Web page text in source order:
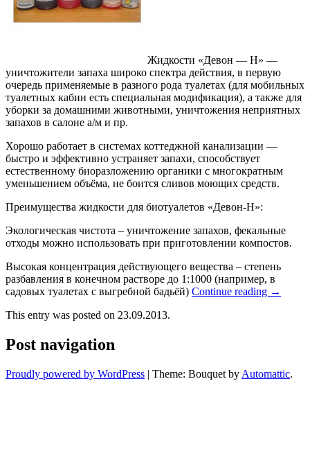
Жидкости «Девон — Н» —
уничтожители запаха широко спектра действия, в первую
очередь применяемые в разного рода туалетах (для мобильных
туалетных кабин есть специальная модификация), а также для
уборки за домашними животными, уничтожения неприятных
запахов в салоне а/м и пр.
Хорошо работает в системах коттеджной канализации —
быстро и эффективно устраняет запахи, способствует
естественному биоразложению органики с многократным
уменьшением объёма, не боится сливов моющих средств.
Преимущества жидкости для биотуалетов «Девон-Н»:
Экологическая чистота – уничтожение запахов, фекальные
отходы можно использовать при приготовлении компостов.
Высокая концентрация действующего вещества – степень
разбавления в конечном растворе до 1:1000 (например, в
садовых туалетах с выгребной бадьёй) Continue reading →
This entry was posted on 23.09.2013.
Post navigation
Proudly powered by WordPress | Theme: Bouquet by Automattic.